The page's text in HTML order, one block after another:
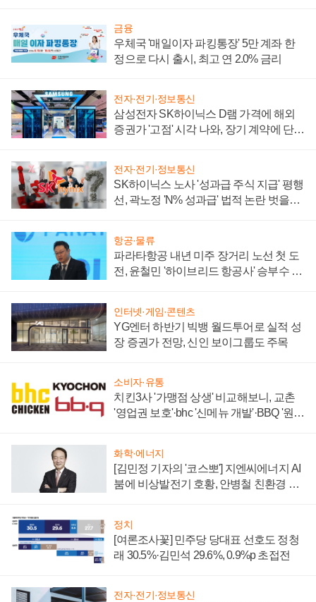
금융
우체국 '매일이자 파킹통장' 5만 계좌 한
정으로 다시 출시, 최고 연 2.0% 금리
전자·전기·정보통신
삼성전자 SK하이닉스 D램 가격에 해외
증권가 '고점' 시각 나와, 장기 계약에 단점
전자·전기·정보통신
SK하이닉스 노사 '성과급 주식 지급' 평행
선, 곽노정 'N% 성과급' 법적 논란 벗을지
항공·물류
파라타항공 내년 미주 장거리 노선 첫 도
전, 윤철민 '하이브리드 항공사' 승부수 통
인터넷·게임·콘텐츠
YG엔터 하반기 빅뱅 월드투어로 실적 성
장 증권가 전망, 신인 보이그룹도 주목
소비자·유통
치킨3사 '가맹점 상생' 비교해보니, 교촌
'영업권 보호'·bhc '신메뉴 개발'·BBQ '원가
화학·에너지
[김민정 기자의 '코스뽀'] 지엔씨에너지 AI
붐에 비상발전기 호황, 안병철 친환경 에
정치
[여론조사꽃] 민주당 당대표 선호도 정청
래 30.5%·김민석 29.6%, 0.9%p 초접전
전자·전기·정보통신